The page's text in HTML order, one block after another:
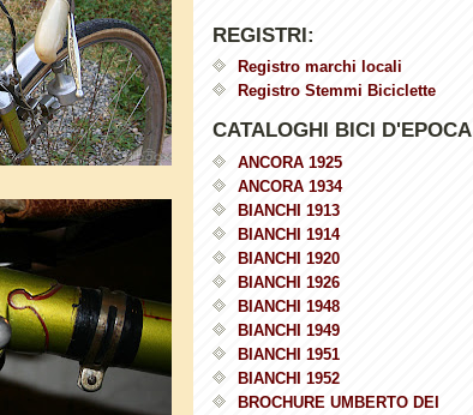
REGISTRI:
Registro marchi locali
Registro Stemmi Biciclette
CATALOGHI BICI D'EPOCA
ANCORA 1925
ANCORA 1934
BIANCHI 1913
BIANCHI 1914
BIANCHI 1920
BIANCHI 1926
BIANCHI 1948
BIANCHI 1949
BIANCHI 1951
BIANCHI 1952
BROCHURE UMBERTO DEI